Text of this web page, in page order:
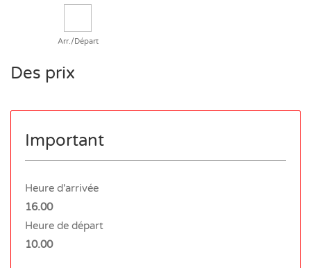
Arr./Départ
Des prix
Important
Heure d'arrivée
16.00
Heure de départ
10.00